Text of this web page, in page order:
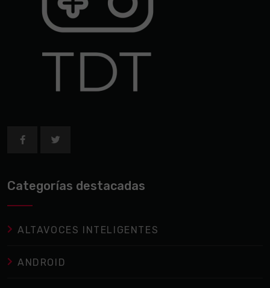
Categorías destacadas
ALTAVOCES INTELIGENTES
ANDROID